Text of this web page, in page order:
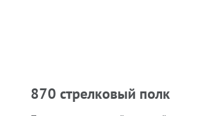
870 стрелковый полк